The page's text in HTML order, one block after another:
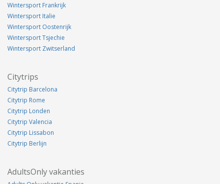
Wintersport Frankrijk
Wintersport Italie
Wintersport Oostenrijk
Wintersport Tsjechie
Wintersport Zwitserland
Citytrips
Citytrip Barcelona
Citytrip Rome
Citytrip Londen
Citytrip Valencia
Citytrip Lissabon
Citytrip Berlijn
AdultsOnly vakanties